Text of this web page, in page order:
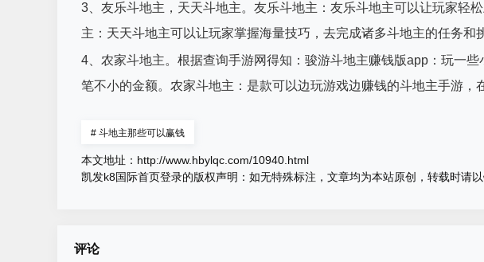
3、友乐斗地主，天天斗地主。友乐斗地主：友乐斗地主可以让玩家轻
主：天天斗地主可以让玩家掌握海量技巧，去完成诸多斗地主的任务和
4、农家斗地主。根据查询手游网得知：骏游斗地主赚钱版app：玩一
笔不小的金额。农家斗地主：是款可以边玩游戏边赚钱的斗地主手游，
# 斗地主那些可以赢钱
本文地址： http://www.hbylqc.com/10940.html
凯发k8国际首页登录的版权声明： 如无特殊标注，文章均为本站原创，转载时请以
评论